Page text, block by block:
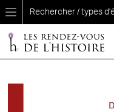
Aller au contenu principal